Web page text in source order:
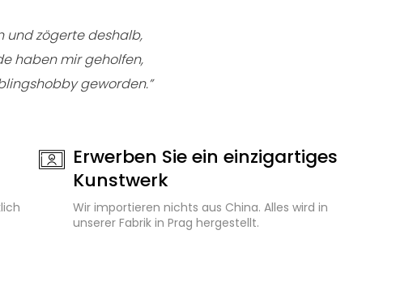
und zögerte deshalb,
haben mir geholfen,
geworden.”
Erwerben Sie ein einzigartiges
Kunstwerk
Wir importieren nichts aus China. Alles wird in
unserer Fabrik in Prag hergestellt.